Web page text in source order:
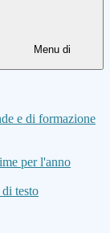
Menu di
e di formazione
per l'anno
testo